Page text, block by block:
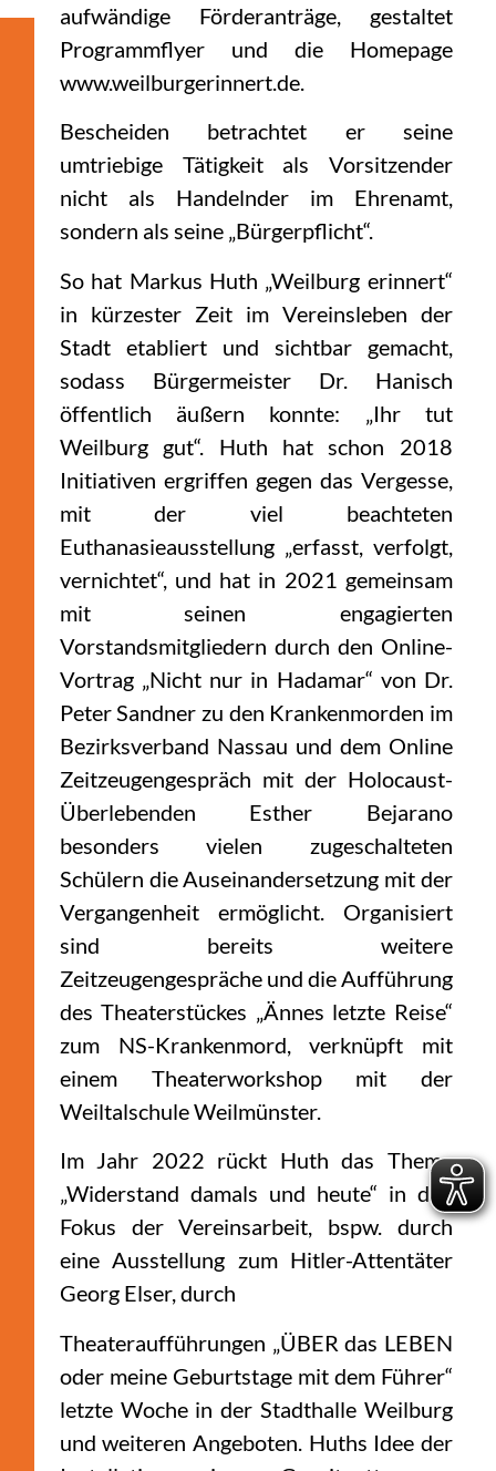
aufwändige Förderanträge, gestaltet
Programmflyer und die Homepage
www.weilburgerinnert.de.
Bescheiden betrachtet er seine
umtriebige Tätigkeit als Vorsitzender
nicht als Handelnder im Ehrenamt,
sondern als seine „Bürgerpflicht“.
So hat Markus Huth „Weilburg erinnert“
in kürzester Zeit im Vereinsleben der
Stadt etabliert und sichtbar gemacht,
sodass Bürgermeister Dr. Hanisch
öffentlich äußern konnte: „Ihr tut
Weilburg gut“. Huth hat schon 2018
Initiativen ergriffen gegen das Vergesse,
mit der viel beachteten
Euthanasieausstellung „erfasst, verfolgt,
vernichtet“, und hat in 2021 gemeinsam
mit seinen engagierten
Vorstandsmitgliedern durch den Online-
Vortrag „Nicht nur in Hadamar“ von Dr.
Peter Sandner zu den Krankenmorden im
Bezirksverband Nassau und dem Online
Zeitzeugengespräch mit der Holocaust-
Überlebenden Esther Bejarano
besonders vielen zugeschalteten
Schülern die Auseinandersetzung mit der
Vergangenheit ermöglicht. Organisiert
sind bereits weitere
Zeitzeugengespräche und die Aufführung
des Theaterstückes „Ännes letzte Reise“
zum NS-Krankenmord, verknüpft mit
einem Theaterworkshop mit der
Weiltalschule Weilmünster.
Im Jahr 2022 rückt Huth das Thema
„Widerstand damals und heute“ in den
Fokus der Vereinsarbeit, bspw. durch
eine Ausstellung zum Hitler-Attentäter
Georg Elser, durch
Theateraufführungen „ÜBER das LEBEN
oder meine Geburtstage mit dem Führer“
letzte Woche in der Stadthalle Weilburg
und weiteren Angeboten. Huths Idee der